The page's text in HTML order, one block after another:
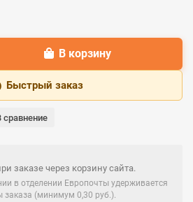
В корзину
Быстрый заказ
сравнение
заказе через корзину сайта.
в отделении Европочты удерживается
заказа (минимум 0,30 руб.).